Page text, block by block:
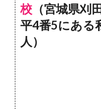
校 （宮城県刈
平4番5にある
人）